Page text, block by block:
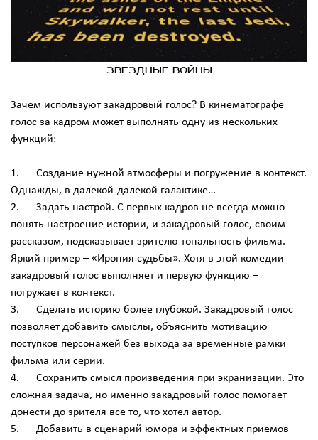
Звездные войны
Зачем используют закадровый голос? В кинематографе
голос за кадром может выполнять одну из нескольких
функций:
1. Создание нужной атмосферы и погружение в контекст.
Однажды, в далекой-далекой галактике…
2. Задать настрой. С первых кадров не всегда можно
понять настроение истории, и закадровый голос, своим
рассказом, подсказывает зрителю тональность фильма.
Яркий пример – «Ирония судьбы». Хотя в этой комедии
закадровый голос выполняет и первую функцию –
погружает в контекст.
3. Сделать историю более глубокой. Закадровый голос
позволяет добавить смыслы, объяснить мотивацию
поступков персонажей без выхода за временные рамки
фильма или серии.
4. Сохранить смысл произведения при экранизации. Это
сложная задача, но именно закадровый голос помогает
донести до зрителя все то, что хотел автор.
5. Добавить в сценарий юмора и эффектных приемов –